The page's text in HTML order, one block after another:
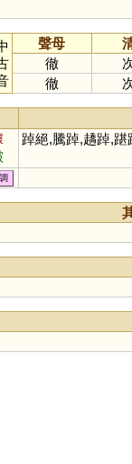
聲母
徹
徹
踔絕,騰踔,趫踔,踸